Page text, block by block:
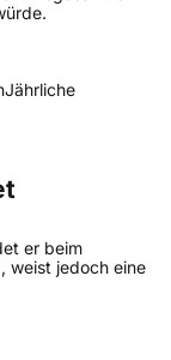
Jährliche
er beim
weist jedoch eine